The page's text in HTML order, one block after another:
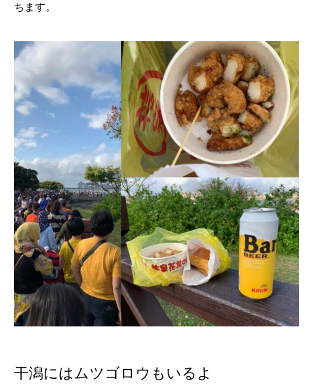
ちます。
干潟にはムツゴロウもいるよ